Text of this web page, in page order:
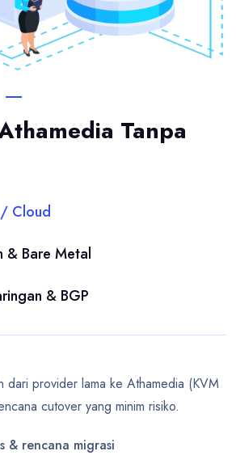
Tanpa
Cloud
& Bare Metal
& BGP
dari provider lama ke Athamedia (KVM
cutover yang minim risiko.
& rencana migrasi